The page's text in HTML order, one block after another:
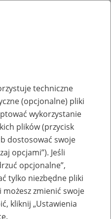
techniczne
(opcjonalne) pliki
wykorzystanie
plików (przycisk
dostosować swoje
opcjami”). Jeśli
opcjonalne”,
tylko niezbędne pliki
możesz zmienić swoje
kliknij „Ustawienia